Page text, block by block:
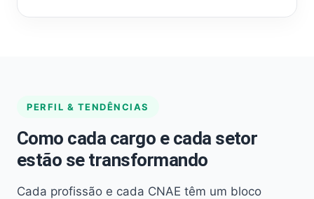
PERFIL & TENDÊNCIAS
Como cada cargo e cada setor
estão se transformando
Cada profissão e cada CNAE têm um bloco